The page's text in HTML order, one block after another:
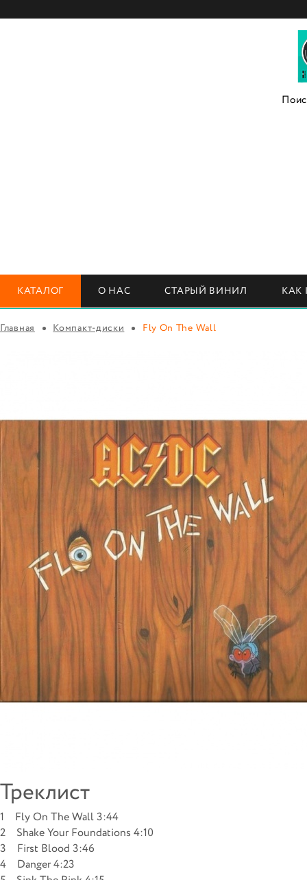
КАТАЛОГ О НАС СТАРЫЙ ВИНИЛ КАК
Главная Компакт-диски Fly On The Wall
Треклист
1 Fly On The Wall 3:44
2 Shake Your Foundations 4:10
3 First Blood 3:46
4 Danger 4:23